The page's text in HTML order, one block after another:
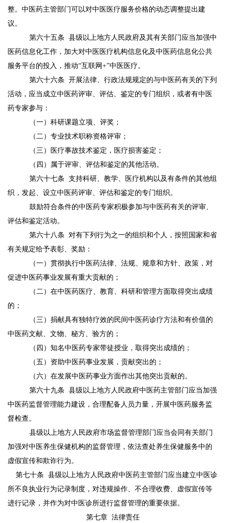
整。中医药主管部门可以对中医医疗服务价格的动态调整提出建
议。
第六十五条 县级以上地方人民政府及其有关部门应当加强中
医药信息化工作，加大对中医医疗机构信息化及中医药信息化公共
服务平台的投入，推动“互联网+”中医医疗。
第六十六条 开展法律、行政法规规定的与中医药有关的下列
活动，应当成立中医药评审、评估、鉴定的专门组织，或者有中医
药专家参与：
（一）科研课题立项、评奖；
（二）专业技术职称资格评审；
（三）医疗事故技术鉴定，医疗损害鉴定；
（四）属于评审、评估和鉴定的其他活动。
第六十七条 支持科研、教学、医疗机构以及有条件的其他组
织，发起、设立中医药评审、评估和鉴定的专门组织。
鼓励符合条件的中医药专家积极参加与中医药有关的评审、
评估和鉴定活动。
第六十八条 对有下列行为之一的组织和个人，按照国家和省
有关规定给予表彰、奖励：
（一）贯彻执行中医药法律、法规、规章和方针、政策，对
促进中医药事业发展有重大贡献的；
（二）在中医药医疗、教育、科研和管理方面取得突出成绩
的；
（三）捐献具有独特疗效的民间中医药诊疗方法和有价值的
中医药文献、文物、秘方、验方的；
（四）知名中医药专家带徒授业，取得突出成绩的；
（五）资助中医药事业发展，贡献突出的；
（六）在发展中医药事业方面作出其他突出贡献的。
第六十九条 县级以上地方人民政府中医药主管部门应当加强
中医药监督管理能力建设，合理配备人员力量，开展中医药服务监
督检查。
县级以上地方人民政府市场监督管理部门应当会同有关部门
加强对中医养生保健机构的监督管理，依法查处养生保健服务中的
虚假宣传和欺诈行为。
第七十条 县级以上地方人民政府中医药主管部门应当建立中医诊
所不良执业行为记录制度，对违规操作、不合理收费、虚假宣传等
进行记录，并作为对中医诊所进行监督管理的重要依据。
第七章 法律责任